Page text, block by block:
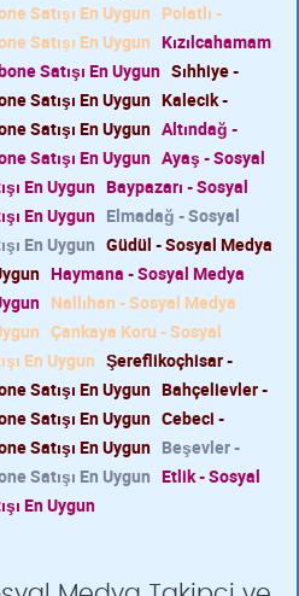
Satışı En Uygun Polatlı -
Satışı En Uygun Kızılcahamam
Satışı En Uygun Sıhhiye -
Satışı En Uygun Kalecik -
Satışı En Uygun Altındağ -
Satışı En Uygun Ayaş - Sosyal
En Uygun Baypazarı - Sosyal
En Uygun Elmadağ - Sosyal
En Uygun Güdül - Sosyal Medya
Haymana - Sosyal Medya
Nallıhan - Sosyal Medya
Çankaya Koru - Sosyal
En Uygun Şereflikoçhisar -
Satışı En Uygun Bahçelievler -
Satışı En Uygun Cebeci -
Satışı En Uygun Beşevler -
Satışı En Uygun Etlik - Sosyal
En Uygun